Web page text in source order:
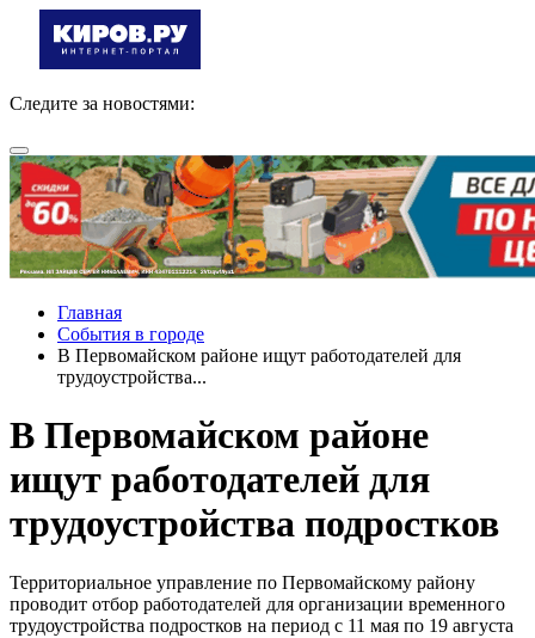
Следите за новостями:
Главная
События в городе
В Первомайском районе ищут работодателей для
трудоустройства...
В Первомайском районе
ищут работодателей для
трудоустройства подростков
Территориальное управление по Первомайскому району
проводит отбор работодателей для организации временного
трудоустройства подростков на период с 11 мая по 19 августа